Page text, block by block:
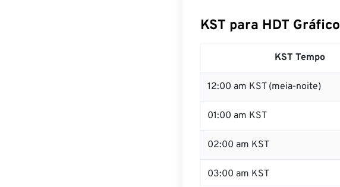
KST para HDT Gráfico
KST Tempo
12:00 am KST (meia-noite)
01:00 am KST
02:00 am KST
03:00 am KST